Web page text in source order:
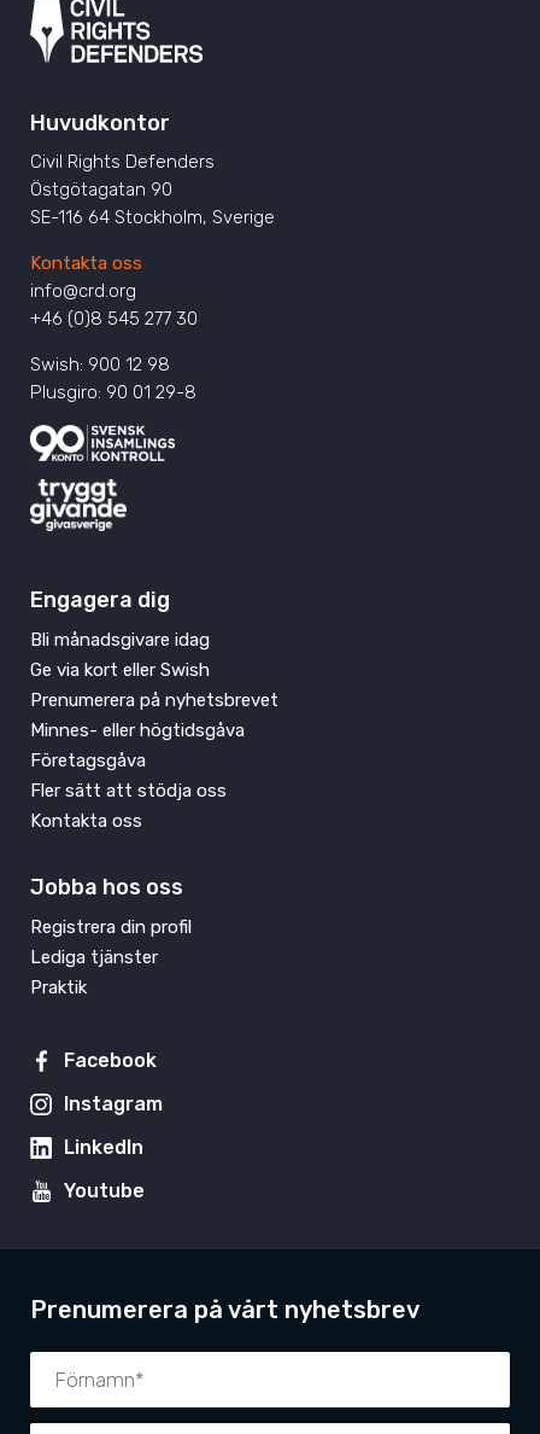
Huvudkontor
Civil Rights Defenders
Östgötagatan 90
SE-116 64 Stockholm, Sverige
Kontakta oss
info@crd.org
+46 (0)8 545 277 30
Swish: 900 12 98
Plusgiro: 90 01 29-8
Engagera dig
Bli månadsgivare idag
Ge via kort eller Swish
Prenumerera på nyhetsbrevet
Minnes- eller högtidsgåva
Företagsgåva
Fler sätt att stödja oss
Kontakta oss
Jobba hos oss
Registrera din profil
Lediga tjänster
Praktik
Facebook
Instagram
LinkedIn
Youtube
Prenumerera på vårt nyhetsbrev